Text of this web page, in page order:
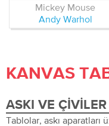
Mickey Mouse
Andy Warhol
KANVAS
ASKI VE ÇIVILER
Tablolar, askı